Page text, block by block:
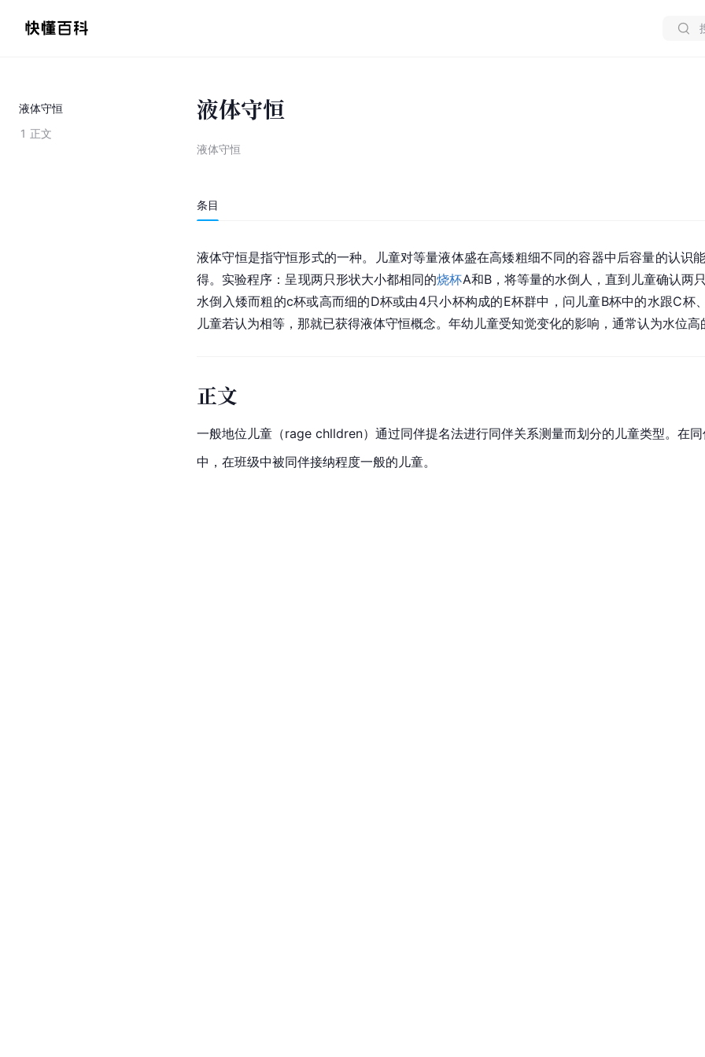
液体守恒
1 正文
液体守恒
液体守恒
条目
液体守恒是指守恒形式的一种。儿童对等量液体盛在高矮粗细不同的容器中后容量的认识
得。实验程序：呈现两只形状大小都相同的烧杯A和B，将等量的水倒人，直到儿童确认两
水倒入矮而粗的c杯或高而细的D杯或由4只小杯构成的E杯群中，问儿童B杯中的水跟C杯
儿童若认为相等，那就已获得液体守恒概念。年幼儿童受知觉变化的影响，通常认为水位高
正文
一般地位儿童（rage chlldren）通过同伴提名法进行同伴关系测量而划分的儿童类型。在
中，在班级中被同伴接纳程度一般的儿童。